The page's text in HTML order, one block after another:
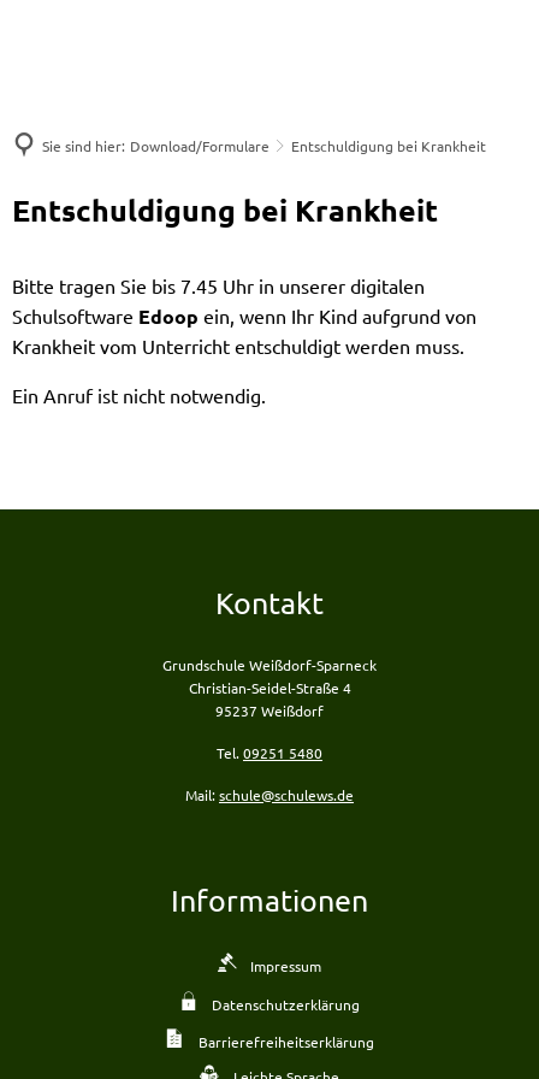
Sie sind hier: Download/Formulare Entschuldigung bei Krankheit
Entschuldigung bei Krankheit
Bitte tragen Sie bis 7.45 Uhr in unserer digitalen
Schulsoftware Edoop ein, wenn Ihr Kind aufgrund von
Krankheit vom Unterricht entschuldigt werden muss.
Ein Anruf ist nicht notwendig.
Kontakt
Grundschule Weißdorf-Sparneck
Christian-Seidel-Straße 4
95237 Weißdorf
Tel.09251 5480
Mail:schule@schulews.de
Informationen
Impressum
Datenschutzerklärung
Barrierefreiheitserklärung